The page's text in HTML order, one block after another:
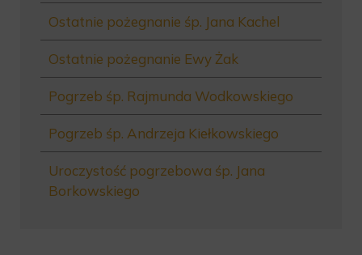
Ostatnie pożegnanie śp. Jana Kachel
Ostatnie pożegnanie Ewy Żak
Pogrzeb śp. Rajmunda Wodkowskiego
Pogrzeb śp. Andrzeja Kiełkowskiego
Uroczystość pogrzebowa śp. Jana
Borkowskiego